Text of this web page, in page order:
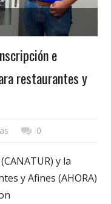
e
restaurantes y
0
y la
y Afines (AHORA)